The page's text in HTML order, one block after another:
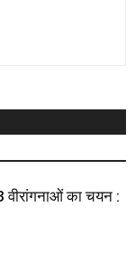
वीरांगनाओं का चयन :